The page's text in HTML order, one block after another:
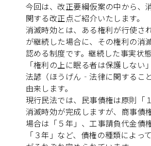
今回は、改正要綱仮案の中から、
関する改正点ご紹介いたします。
消滅時効とは、ある権利が行使さ
が継続した場合に、その権利の消
認める制度です。継続した事実状
「権利の上に眠る者は保護しない
法諺（ほうげん‐法律に関するこ
由来します。
現行民法では、民事債権は原則「
消滅時効が完成しますが、商事債
場合は「５年」、工事請負代金債
「３年」など、債権の種類によっ